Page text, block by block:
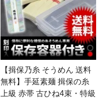
【揖保乃糸 そうめん 送料
無料】手延素麺 揖保の糸
上級 赤帯 古ひね4束・特級